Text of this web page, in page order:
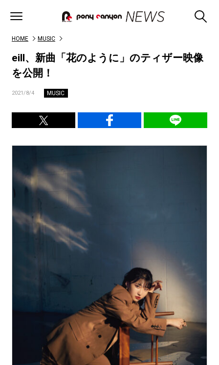
HOME MUSIC
eill、新曲「花のように」のティザー映像
を公開！
2021/8/4 MUSIC